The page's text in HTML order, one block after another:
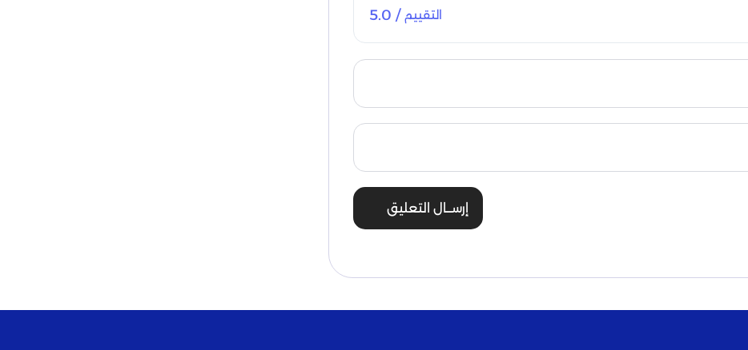
التقييم / 5.0
إرســال التعليق